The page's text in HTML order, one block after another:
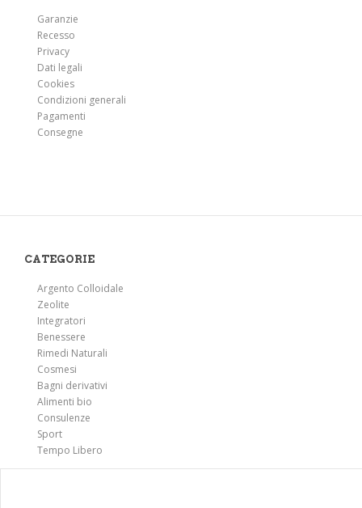
Garanzie
Recesso
Privacy
Dati legali
Cookies
Condizioni generali
Pagamenti
Consegne
CATEGORIE
Argento Colloidale
Zeolite
Integratori
Benessere
Rimedi Naturali
Cosmesi
Bagni derivativi
Alimenti bio
Consulenze
Sport
Tempo Libero